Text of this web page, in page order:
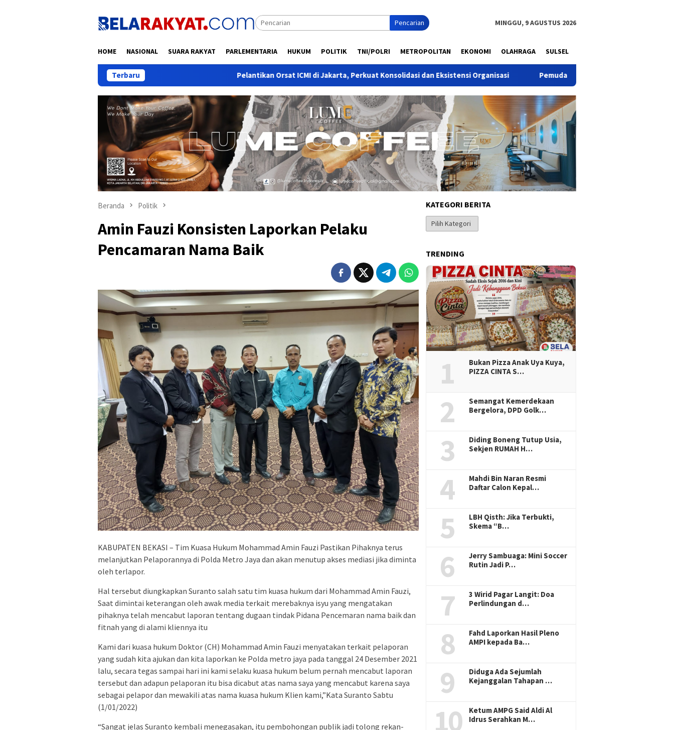
Pencarian MINGGU, 9 AGUSTUS 2026
HOME NASIONAL SUARA RAKYAT PARLEMENTARIA HUKUM POLITIK TNI/POLRI METROPOLITAN EKONOMI OLAHRAGA SULSEL
Terbaru Pelantikan Orsat ICMI di Jakarta, Perkuat Konsolidasi dan Eksistensi Organisasi Pemuda Dinilai Punya Peran Strategis dalam
Beranda Politik
Amin Fauzi Konsisten Laporkan Pelaku
Pencamaran Nama Baik
KABUPATEN BEKASI – Tim Kuasa Hukum Mohammad Amin Fauzi Pastikan Pihaknya terus
melanjutkan Pelaporannya di Polda Metro Jaya dan akan menutup akses mediasi jika diminta
oleh terlapor.
Hal tersebut diungkapkan Suranto salah satu tim kuasa hukum dari Mohammad Amin Fauzi,
Saat dimintai keterangan oleh awak media terkait merebaknya isyu yang mengatakan
pihaknya telah mencabut laporan tentang dugaan tindak Pidana Pencemaran nama baik dan
fitnah yang di alami kliennya itu
Kami dari kuasa hukum Doktor (CH) Mohammad Amin Fauzi menyatakan terkait pelaporan
yang sudah kita ajukan dan kita laporkan ke Polda metro jaya pada tanggal 24 Desember 2021
lalu, secara tegas sampai hari ini kami selaku kuasa hukum belum pernah mencabut laporan
tersebut dan adapun pelaporan itu bisa dicabut atas nama saya yang mencabut karena saya
sebagai pelapor dan mewakili atas nama kuasa hukum Klien kami,”Kata Suranto Sabtu
(1/01/2022)
“Sangat jelas Suranto kembali menegasakan, itu pembohongan publik jadi tolong rekan-
KATEGORI BERITA
Kategori
Berita
TRENDING
1
Bukan Pizza Anak Uya Kuya,
PIZZA CINTA S…
2
Semangat Kemerdekaan
Bergelora, DPD Golk…
3
Diding Boneng Tutup Usia,
Sekjen RUMAH H…
4
Mahdi Bin Naran Resmi
Daftar Calon Kepal…
5
LBH Qisth: Jika Terbukti,
Skema “B…
6
Jerry Sambuaga: Mini Soccer
Rutin Jadi P…
7
3 Wirid Pagar Langit: Doa
Perlindungan d…
8
Fahd Laporkan Hasil Pleno
AMPI kepada Ba…
9
Diduga Ada Sejumlah
Kejanggalan Tahapan …
10
Ketum AMPG Said Aldi Al
Idrus Serahkan M…